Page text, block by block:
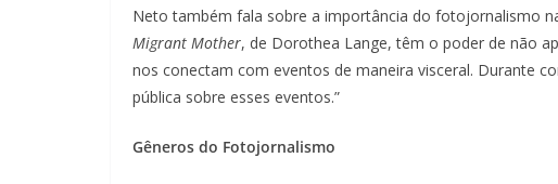
Neto também fala sobre a importância do fotojornalismo
Migrant Mother, de Dorothea Lange, têm o poder de não
nos conectam com eventos de maneira visceral. Durante
pública sobre esses eventos.”
Gêneros do Fotojornalismo